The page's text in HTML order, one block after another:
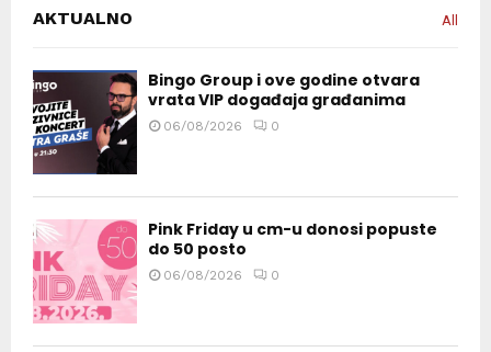
AKTUALNO All
Bingo Group i ove godine otvara
vrata VIP događaja građanima
06/08/2026 0
Pink Friday u cm-u donosi popuste
do 50 posto
06/08/2026 0